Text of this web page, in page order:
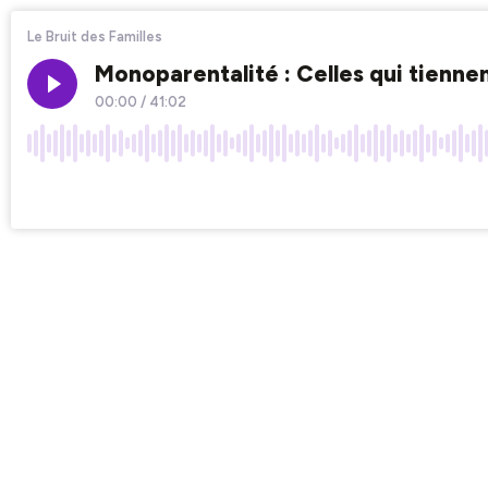
Le Bruit des Familles
Monoparentalité : Celles qui
00:00 / 41:02